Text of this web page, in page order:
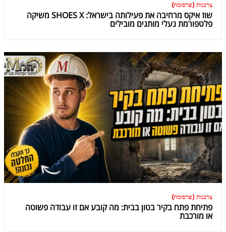
צרכנות (פרסומת)
שוז איקס מרחיבה את פעילותה בישראל: SHOES X משיקה
פלטפורמת נעלי מותגים מובילים
צרכנות (פרסומת)
פתיחת פתח בקיר בטון בבית: מה קובע אם זו עבודה פשוטה
או מורכבת